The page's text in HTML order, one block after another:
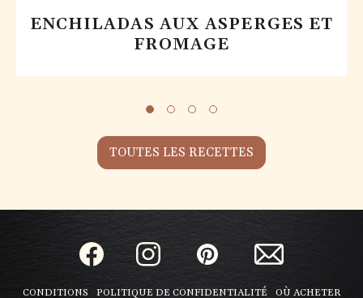
ENCHILADAS AUX ASPERGES ET
FROMAGE
TOUTES LES RECETTES
CONDITIONS POLITIQUE DE CONFIDENTIALITÉ OÙ ACHETER